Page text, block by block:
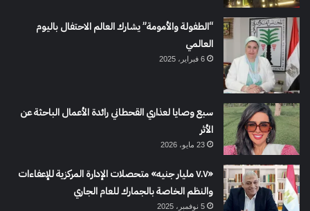
“الطفولة والأمومة” يشارك العالم الاحتفال باليوم
العالمي
6 فبراير، 2025
سبع وصايا لعذاري القحطاني رائدة الأعمال الباحثة عن
الأثر
23 مايو، 2026
«٧.٧ مليار جنيه» متحصلات الإدارة المركزية للإعفاءات
والنظم الخاصة بالجمارك للعام الجاري
5 نوفمبر، 2025